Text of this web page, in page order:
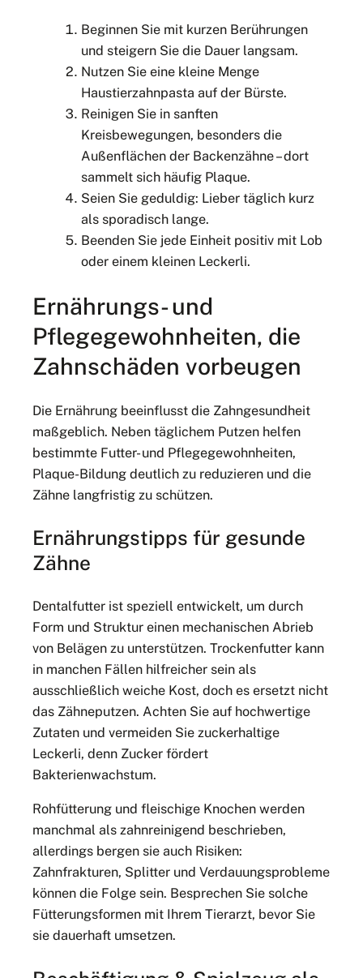
Beginnen Sie mit kurzen Berührungen
und steigern Sie die Dauer langsam.
Nutzen Sie eine kleine Menge
Haustierzahnpasta auf der Bürste.
Reinigen Sie in sanften
Kreisbewegungen, besonders die
Außenflächen der Backenzähne – dort
sammelt sich häufig Plaque.
Seien Sie geduldig: Lieber täglich kurz
als sporadisch lange.
Beenden Sie jede Einheit positiv mit Lob
oder einem kleinen Leckerli.
Ernährungs- und
Pflegegewohnheiten, die
Zahnschäden vorbeugen
Die Ernährung beeinflusst die Zahngesundheit
maßgeblich. Neben täglichem Putzen helfen
bestimmte Futter- und Pflegegewohnheiten,
Plaque-Bildung deutlich zu reduzieren und die
Zähne langfristig zu schützen.
Ernährungstipps für gesunde
Zähne
Dentalfutter ist speziell entwickelt, um durch
Form und Struktur einen mechanischen Abrieb
von Belägen zu unterstützen. Trockenfutter kann
in manchen Fällen hilfreicher sein als
ausschließlich weiche Kost, doch es ersetzt nicht
das Zähneputzen. Achten Sie auf hochwertige
Zutaten und vermeiden Sie zuckerhaltige
Leckerli, denn Zucker fördert
Bakterienwachstum.
Rohfütterung und fleischige Knochen werden
manchmal als zahnreinigend beschrieben,
allerdings bergen sie auch Risiken:
Zahnfrakturen, Splitter und Verdauungsprobleme
können die Folge sein. Besprechen Sie solche
Fütterungsformen mit Ihrem Tierarzt, bevor Sie
sie dauerhaft umsetzen.